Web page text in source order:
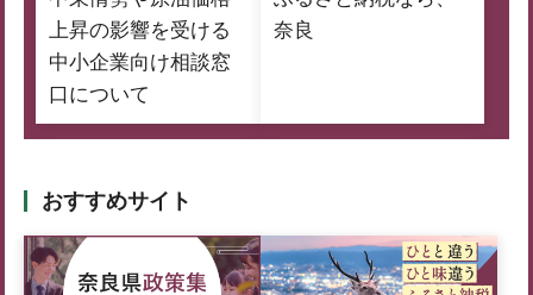
上昇の影響を受ける
中小企業向け相談窓
口について
奈良
おすすめサイト